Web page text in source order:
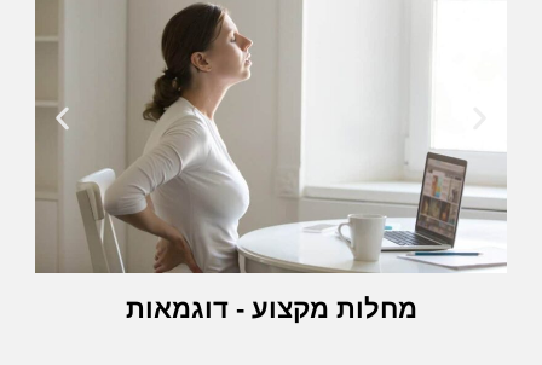
מחלות מקצוע - דוגמאות